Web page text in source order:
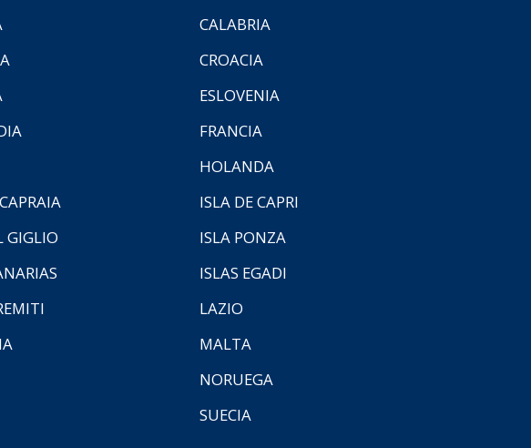
CALABRIA
CROACIA
ESLOVENIA
FRANCIA
HOLANDA
ISLA DE CAPRI
GIGLIO
ISLA PONZA
ISLAS EGADI
LAZIO
MALTA
NORUEGA
SUECIA